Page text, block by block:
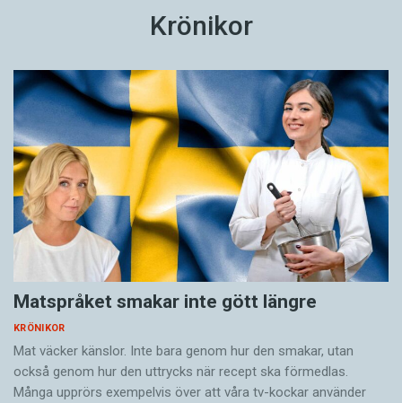
Krönikor
Matspråket smakar inte gött längre
KRÖNIKOR
Mat väcker känslor. Inte bara genom hur den smakar, utan
också genom hur den uttrycks när recept ska förmedlas.
Många upprörs exempelvis över att våra tv-kockar använder